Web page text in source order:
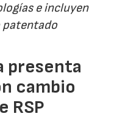
e incluyen
patentado
presenta
cambio
RSP